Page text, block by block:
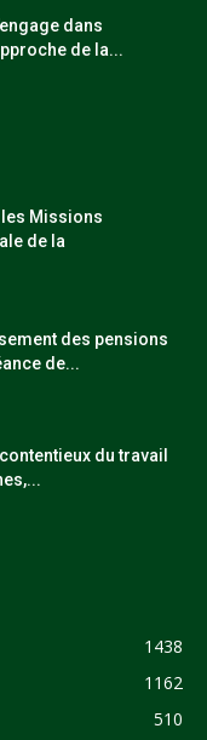
dans
de la...
les Missions
de la
des pensions
de...
du travail
1438
1162
510